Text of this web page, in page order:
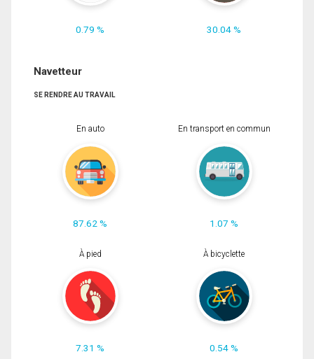
0.79 % 30.04 %
Navetteur
SE RENDRE AU TRAVAIL
En auto
87.62 %
En transport en commun
1.07 %
À pied
7.31 %
À bicyclette
0.54 %